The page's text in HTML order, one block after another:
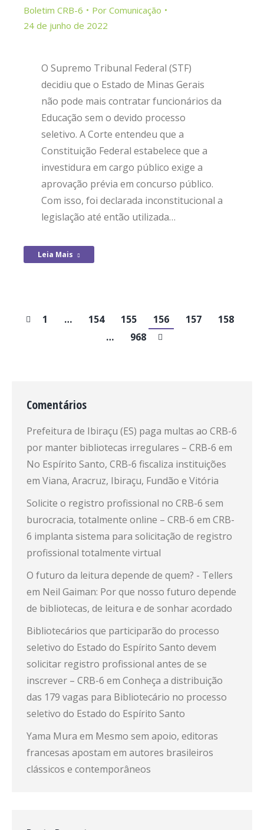
Boletim CRB-6 Por Comunicação
24 de junho de 2022
O Supremo Tribunal Federal (STF)
decidiu que o Estado de Minas Gerais
não pode mais contratar funcionários da
Educação sem o devido processo
seletivo. A Corte entendeu que a
Constituição Federal estabelece que a
investidura em cargo público exige a
aprovação prévia em concurso público.
Com isso, foi declarada inconstitucional a
legislação até então utilizada…
Leia Mais
1 … 154 155 156 157
158
…
968
Comentários
Prefeitura de Ibiraçu (ES) paga multas ao CRB-6
por manter bibliotecas irregulares – CRB-6 em
No Espírito Santo, CRB-6 fiscaliza instituições
em Viana, Aracruz, Ibiraçu, Fundão e Vitória
Solicite o registro profissional no CRB-6 sem
burocracia, totalmente online – CRB-6 em CRB-
6 implanta sistema para solicitação de registro
profissional totalmente virtual
O futuro da leitura depende de quem? - Tellers
em Neil Gaiman: Por que nosso futuro depende
de bibliotecas, de leitura e de sonhar acordado
Bibliotecários que participarão do processo
seletivo do Estado do Espírito Santo devem
solicitar registro profissional antes de se
inscrever – CRB-6 em Conheça a distribuição
das 179 vagas para Bibliotecário no processo
seletivo do Estado do Espírito Santo
Yama Mura em Mesmo sem apoio, editoras
francesas apostam em autores brasileiros
clássicos e contemporâneos